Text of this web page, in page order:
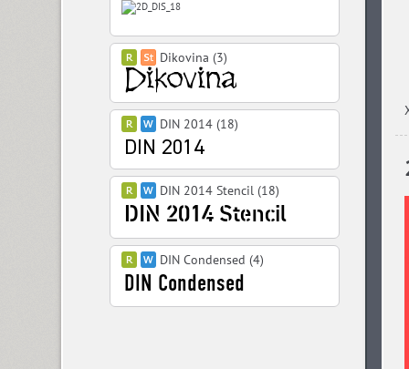
Dikovina (3)
DIN 2014 (18)
DIN 2014 Stencil (18)
DIN Condensed (4)